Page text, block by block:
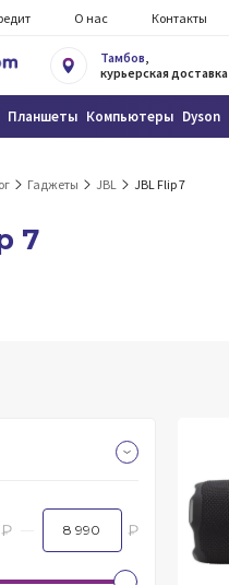
О нас Контакты
Тамбов,
курьерская доставка
Планшеты Компьютеры Dyson
Гаджеты JBL JBL Flip 7
7
₽ ₽